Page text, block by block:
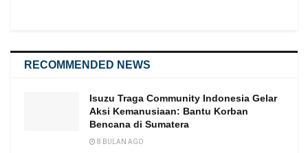
RECOMMENDED NEWS
Isuzu Traga Community Indonesia Gelar
Aksi Kemanusiaan: Bantu Korban
Bencana di Sumatera
8 BULAN AGO